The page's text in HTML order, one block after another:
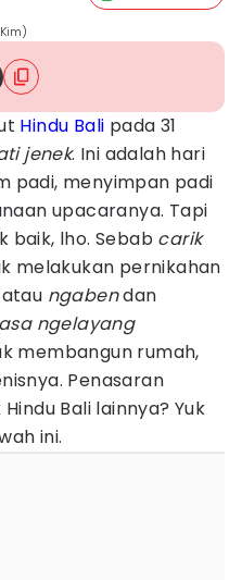
Hindu Bali pada 31
jenek. Ini adalah hari
padi, menyimpan padi
upacaranya. Tapi
baik, lho. Sebab carik
melakukan pernikahan
atau ngabendan
ngelayang
membangun rumah,
Penasaran
Bali lainnya? Yuk
ini.